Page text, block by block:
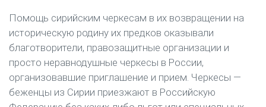
Помощь сирийским черкесам в их возвращении на
историческую родину их предков оказывали
благотворители, правозащитные организации и
просто неравнодушные черкесы в России,
организовавшие приглашение и прием. Черкесы —
беженцы из Сирии приезжают в Российскую